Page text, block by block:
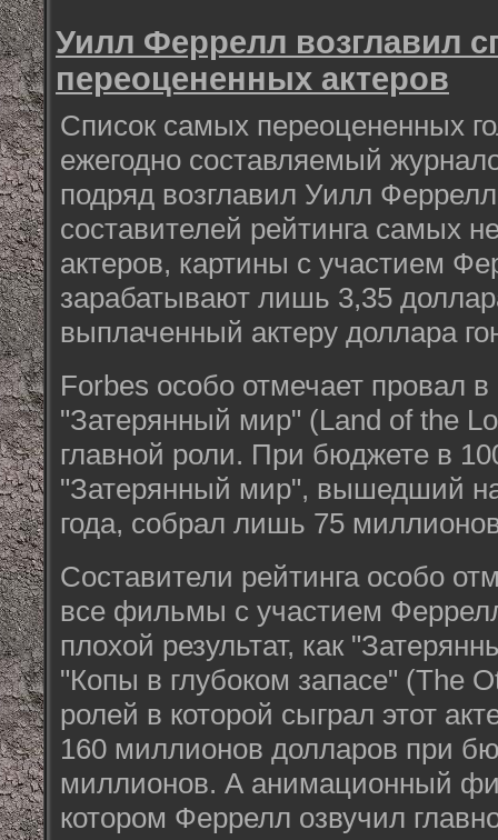
Уилл Феррелл возглавил
переоцененных актеров
Список самых переоцененных
ежегодно составляемый
подряд возглавил Уилл
составителей рейтинга самых
актеров, картины с участием
зарабатывают лишь 3,35
выплаченный актеру доллара
Forbes особо отмечает провал
"Затерянный мир" (Land of the
главной роли. При бюджете в
"Затерянный мир", вышедший
года, собрал лишь 75
Составители рейтинга особо
все фильмы с участием
плохой результат, как
"Копы в глубоком запасе" (The
ролей в которой сыграл этот
160 миллионов долларов при
миллионов. А анимационный
котором Феррелл озвучил